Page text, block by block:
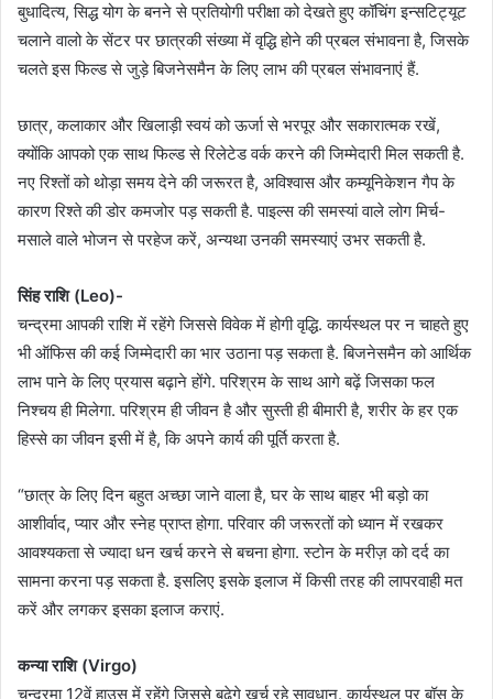
बुधादित्य, सिद्ध योग के बनने से प्रतियोगी परीक्षा को देखते हुए कॉचिंग इन्सटिट्यूट
चलाने वालो के सेंटर पर छात्रकी संख्या में वृद्धि होने की प्रबल संभावना है, जिसके
चलते इस फिल्ड से जुड़े बिजनेसमैन के लिए लाभ की प्रबल संभावनाएं हैं.
छात्र, कलाकार और खिलाड़ी स्वयं को ऊर्जा से भरपूर और सकारात्मक रखें,
क्योंकि आपको एक साथ फिल्ड से रिलेटेड वर्क करने की जिम्मेदारी मिल सकती है.
नए रिश्तों को थोड़ा समय देने की जरूरत है, अविश्वास और कम्यूनिकेशन गैप के
कारण रिश्ते की डोर कमजोर पड़ सकती है. पाइल्स की समस्यां वाले लोग मिर्च-
मसाले वाले भोजन से परहेज करें, अन्यथा उनकी समस्याएं उभर सकती है.
सिंह राशि (Leo)-
चन्द्रमा आपकी राशि में रहेंगे जिससे विवेक में होगी वृद्धि. कार्यस्थल पर न चाहते हुए
भी ऑफिस की कई जिम्मेदारी का भार उठाना पड़ सकता है. बिजनेसमैन को आर्थिक
लाभ पाने के लिए प्रयास बढ़ाने होंगे. परिश्रम के साथ आगे बढ़ें जिसका फल
निश्चय ही मिलेगा. परिश्रम ही जीवन है और सुस्ती ही बीमारी है, शरीर के हर एक
हिस्से का जीवन इसी में है, कि अपने कार्य की पूर्ति करता है.
“छात्र के लिए दिन बहुत अच्छा जाने वाला है, घर के साथ बाहर भी बड़ो का
आशीर्वाद, प्यार और स्नेह प्राप्त होगा. परिवार की जरूरतों को ध्यान में रखकर
आवश्यकता से ज्यादा धन खर्च करने से बचना होगा. स्टोन के मरीज़ को दर्द का
सामना करना पड़ सकता है. इसलिए इसके इलाज में किसी तरह की लापरवाही मत
करें और लगकर इसका इलाज कराएं.
कन्या राशि (Virgo)
चन्द्रमा 12वें हाउस में रहेंगे जिससे बढेगे खर्च रहे सावधान. कार्यस्थल पर बॉस के